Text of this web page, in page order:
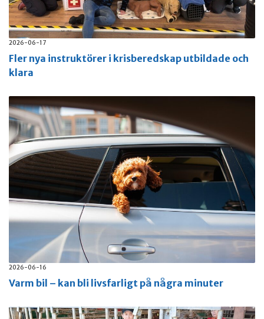
2026-06-17
Fler nya instruktörer i krisberedskap utbildade och
klara
2026-06-16
Varm bil – kan bli livsfarligt på några minuter